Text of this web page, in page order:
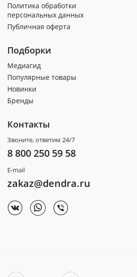
Политика обработки
персональных данных
Публичная оферта
Подборки
Медиагид
Популярные товары
Новинки
Бренды
Контакты
Звоните, ответим 24/7
8 800 250 59 58
E-mail
zakaz@dendra.ru